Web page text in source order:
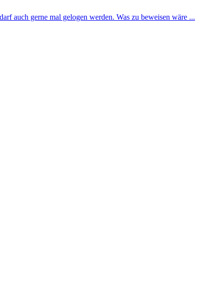
auch gerne mal gelogen werden. Was zu beweisen wäre ...